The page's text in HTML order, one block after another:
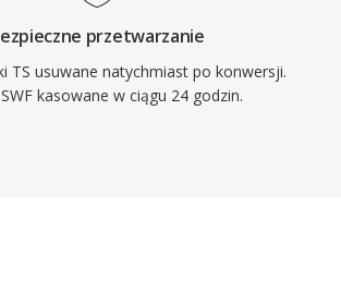
umozliwiajace dalszy dostep
przetwarzanie
TS usuwane natychmiast po konwersji.
kasowane w ciągu 24 godzin.